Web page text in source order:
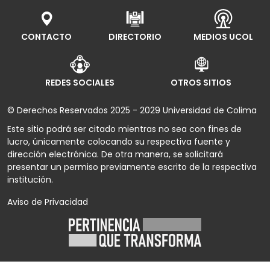
CONTACTO DIRECTORIO MEDIOS UCOL
REDES SOCIALES OTROS SITIOS
© Derechos Reservados 2025 - 2029 Universidad de Colima
Este sitio podrá ser citado mientras no sea con fines de
lucro, únicamente colocando su respectiva fuente y
dirección electrónica. De otra manera, se solicitará
presentar un permiso previamente escrito de la respectiva
institución.
Aviso de Privacidad